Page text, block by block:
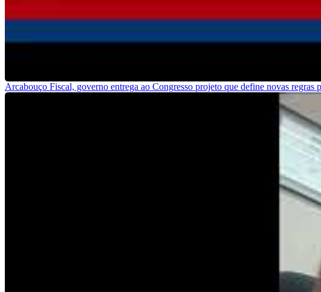
Arcabouço Fiscal, governo entrega ao Congresso projeto que define novas regras